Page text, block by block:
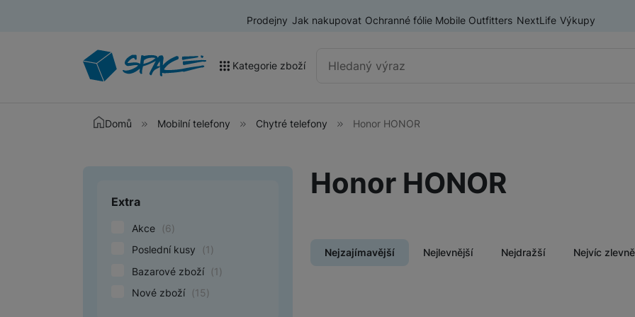
Prodejny Jak nakupovat Ochranné fólie Mobile Outfitters NextLife Výkupy
Vyhledávání
Kategorie zboží
Akce a výprodej
Samsung
Televize
Audio
Domácí spotřebiče
Tablety
Domů Mobilní telefony Chytré telefony Honor HONOR
Honor HONOR
Nejzajímavější Nejlevnější Nejdražší Nejvíc
Upřesnit parametry
Extra
Akce (6)
Poslední kusy
(1 )
Bazarové zboží (1 )
Nové zboží (15)